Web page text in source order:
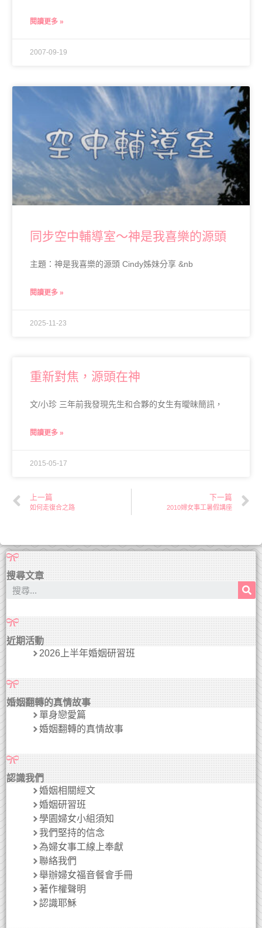
閱讀更多 »
2007-09-19
同步空中輔導室～神是我喜樂的源頭
主題：神是我喜樂的源頭 Cindy姊妹分享 &nb
閱讀更多 »
2025-11-23
重新對焦，源頭在神
文/小珍 三年前我發現先生和合夥的女生有曖昧簡訊，
閱讀更多 »
2015-05-17
上一篇
如何走復合之路
下一篇
2010婦女事工暑假講座
搜尋文章
近期活動
2026上半年婚姻研習班
婚姻翻轉的真情故事
單身戀愛篇
婚姻翻轉的真情故事
認識我們
婚姻相關經文
婚姻研習班
學園婦女小組須知
我們堅持的信念
為婦女事工線上奉獻
聯絡我們
舉辦婦女福音餐會手冊
著作權聲明
認識耶穌